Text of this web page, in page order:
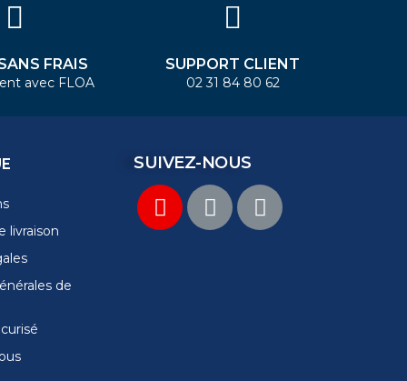
FRAIS
avec FLOA
SUPPORT CLIENT
02 31 84 80 62
livraison
de
SUIVEZ-NOUS